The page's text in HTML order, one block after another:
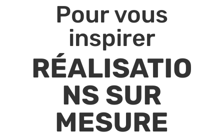
Pour vous
inspirer
RÉALISATIO
NS SUR
MESURE